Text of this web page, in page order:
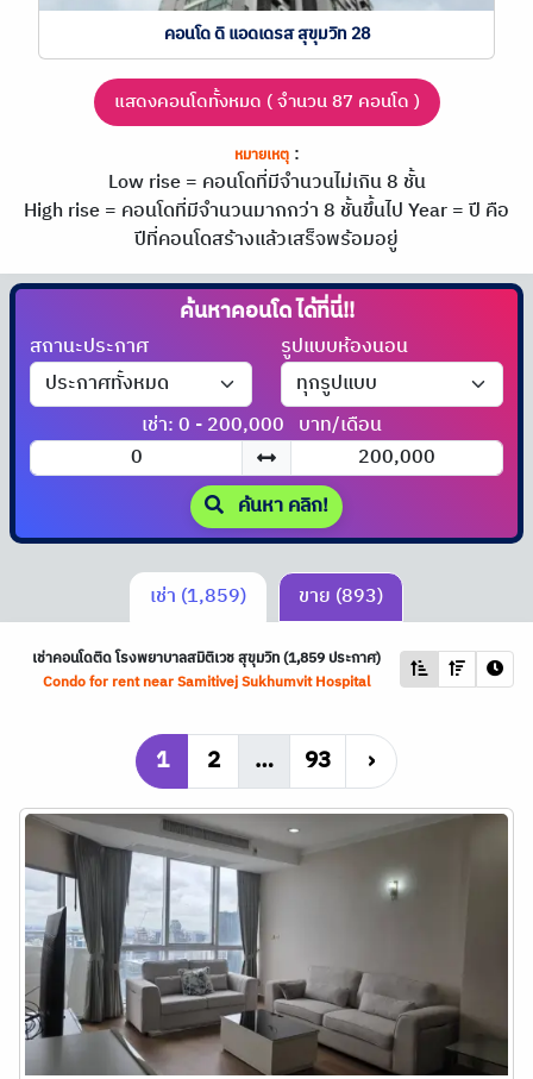
คอนโด ดิ แอดเดรส สุขุมวิท 28
แสดงคอนโดทั้งหมด ( จำนวน 87 คอนโด )
หมายเหตุ:
Low rise = คอนโดที่มีจำนวนไม่เกิน 8 ชั้น
High rise = คอนโดที่มีจำนวนมากกว่า 8 ชั้นขึ้นไปYear = ปี คือ
ปีที่คอนโดสร้างแล้วเสร็จพร้อมอยู่
ค้นหาคอนโดได้ที่นี่!!
สถานะประกาศ รูปแบบห้องนอน
เช่า: 0 - 200,000 บาท/เดือน
ค้นหา คลิก!
เช่า (1,859) ขาย (893)
เช่าคอนโดติด โรงพยาบาลสมิติเวช สุขุมวิท (1,859 ประกาศ)
Condo for rent near Samitivej Sukhumvit Hospital
1 2 … 93 ›